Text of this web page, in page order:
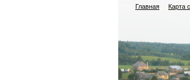
Главная Карта